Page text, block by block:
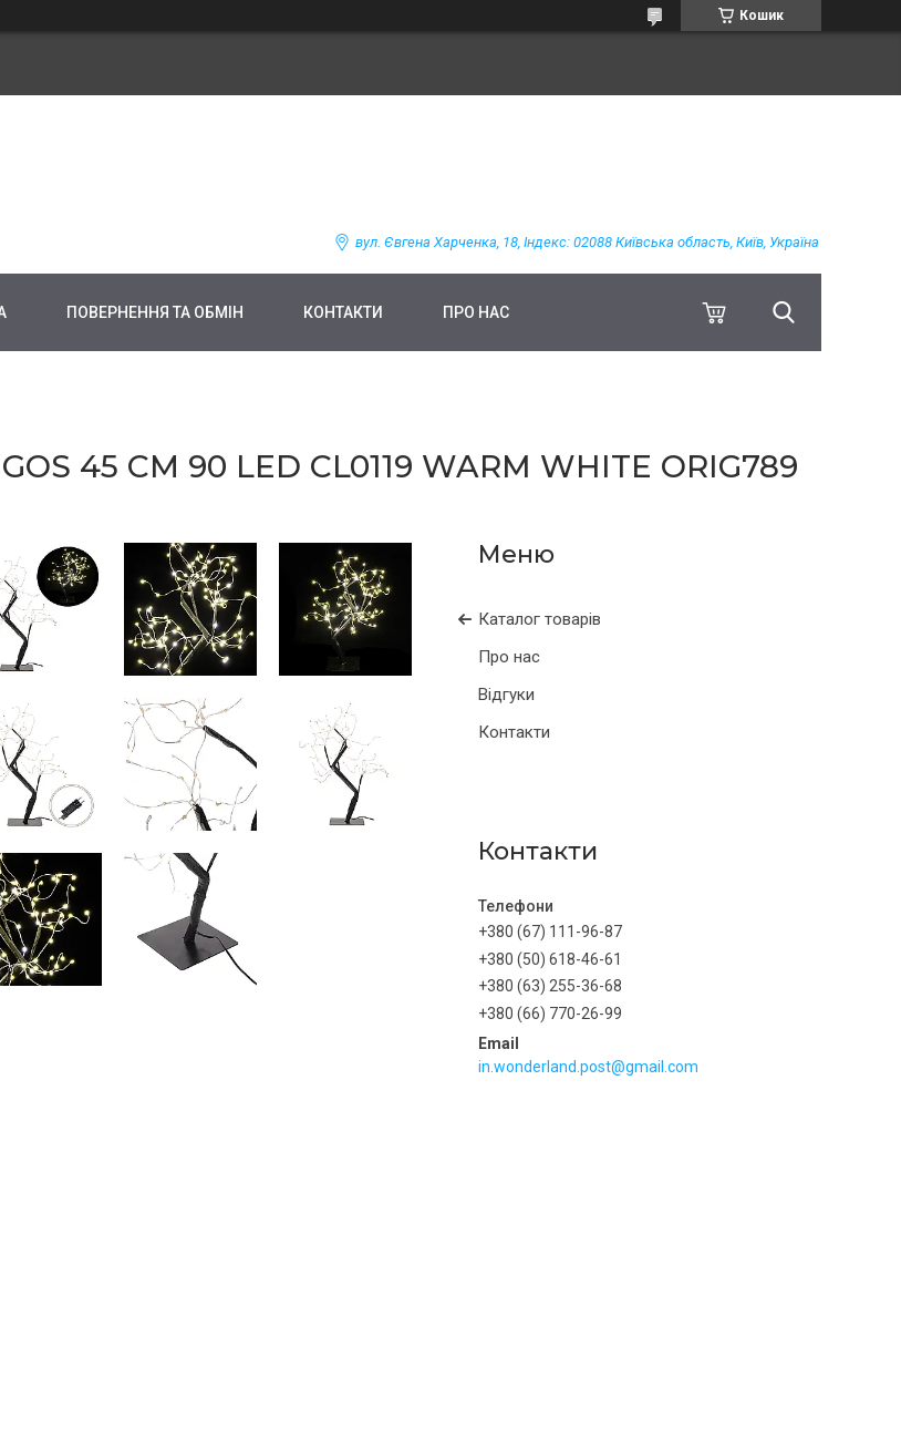
Кошик
вул. Євгена Харченка, 18, Індекс: 02088 Київська область, Київ, Україна
ПОВЕРНЕННЯ ТА ОБМІН КОНТАКТИ ПРО НАС
45 СМ 90 LED CL0119 WARM WHITE ORIG789
Каталог товарів
Про нас
Відгуки
Контакти
Контакти
+380 (67) 111-96-87
+380 (50) 618-46-61
+380 (63) 255-36-68
+380 (66) 770-26-99
in.wonderland.post@gmail.com